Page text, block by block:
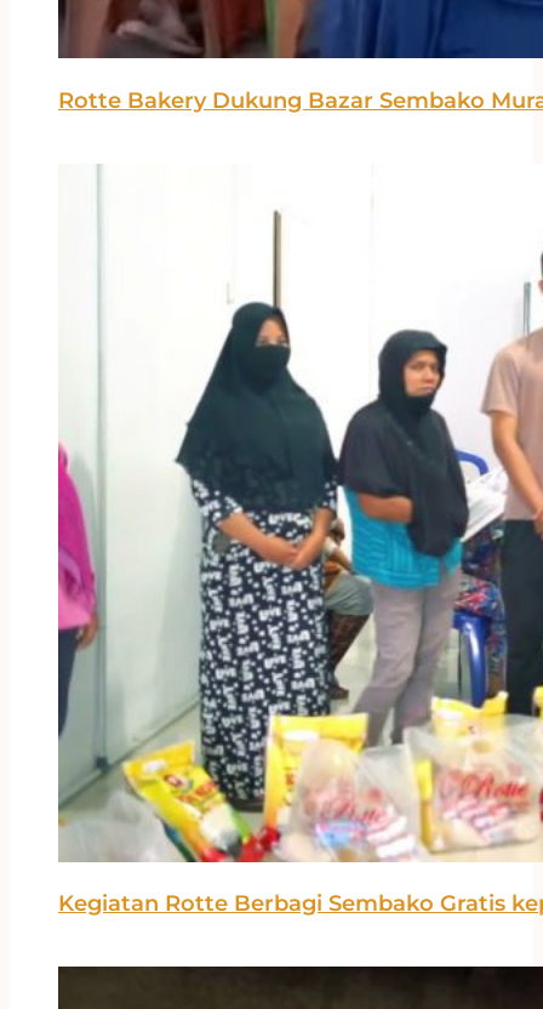
Rotte Bakery Dukung Bazar Sembako
Kegiatan Rotte Berbagi Sembako Gratis